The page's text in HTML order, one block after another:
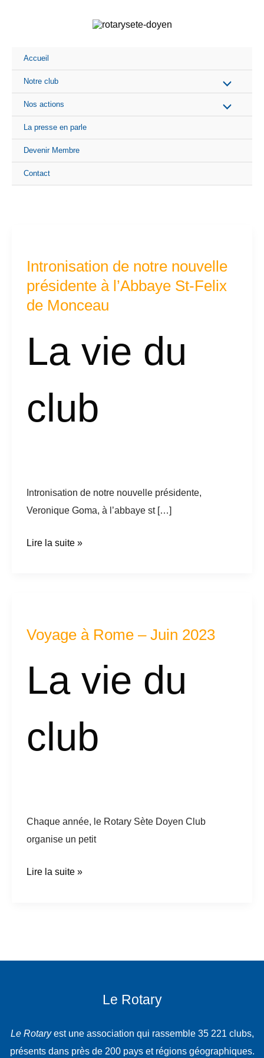
Accueil
Notre club
Nos actions
La presse en parle
Devenir Membre
Contact
Intronisation de notre nouvelle
présidente à l’Abbaye St-Felix
de Monceau
La vie du
club
Intronisation de notre nouvelle présidente,
Veronique Goma, à l’abbaye st […]
notre
nouvelle
présidente
l’Abbaye
Monceau
Lire la suite »
Voyage à Rome – Juin 2023
La vie du
club
Chaque année, le Rotary Sète Doyen Club
organise un petit
Rome
2023
Lire la suite »
Le Rotary
Le Rotaryest une association qui rassemble 35 221 clubs,
présents dans près de 200 pays et régions géographiques.